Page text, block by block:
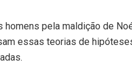
pela maldição de
essas teorias de